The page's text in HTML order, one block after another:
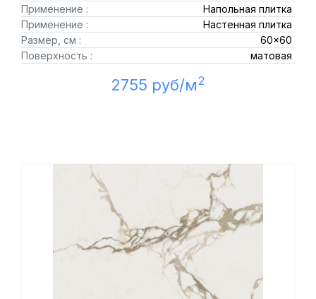
Применение :
Напольная плитка
Применение :
Настенная плитка
Размер, см :
60x60
Поверхность :
матовая
2755 руб/м2